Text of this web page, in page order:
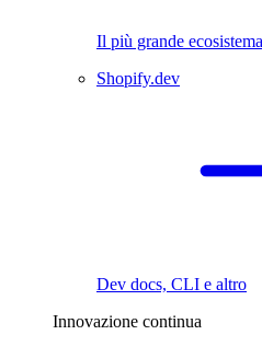
Il più grande
Shopify.dev
Dev docs, CLI e altro
Innovazione continua